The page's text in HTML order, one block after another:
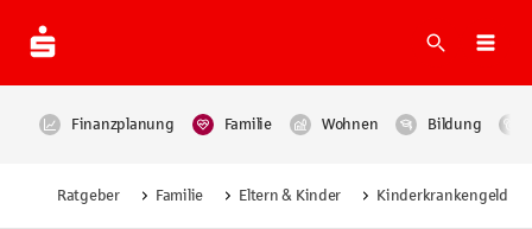
Suche
Finanzplanung Familie Wohnen Bildung
Ratgeber Familie Eltern & Kinder Kinderkrankengeld